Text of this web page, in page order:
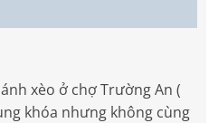
xèo ở chợ Trường An (
khóa nhưng không cùng